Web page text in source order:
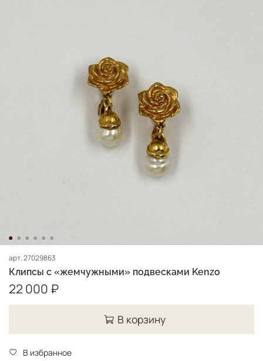
арт.27029863
Клипсы с «жемчужными» подвесками Kenzo
22 000 ₽
В корзину
В избранное